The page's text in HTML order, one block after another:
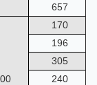
657
170
196
305
240